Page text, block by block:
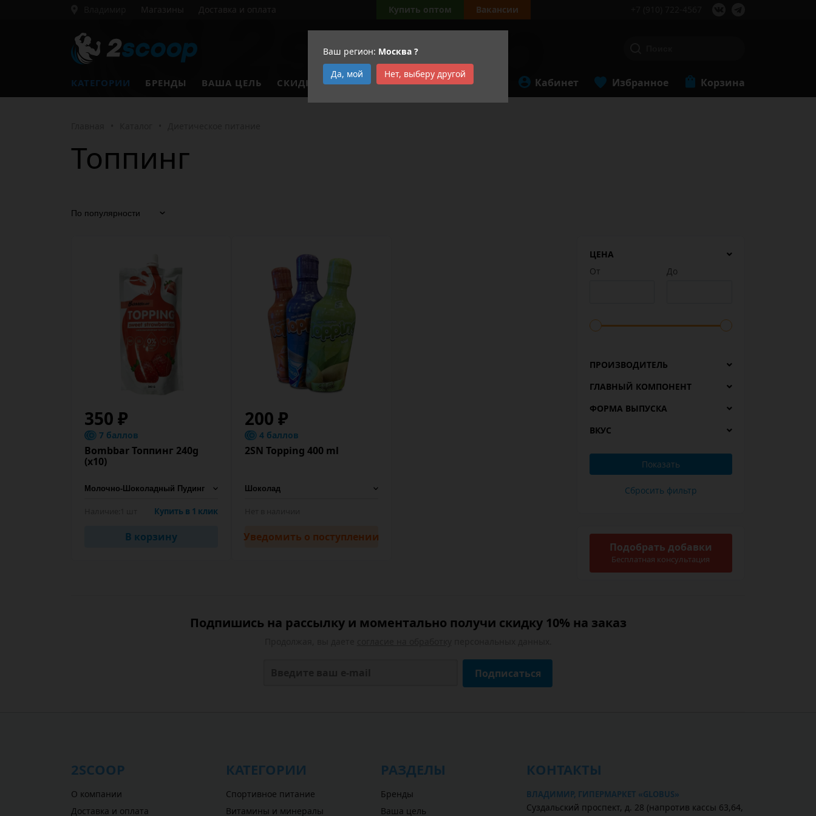
Ваш регион: Москва ?
Да, мой
Нет, выберу другой
Магазины Доставка и оплата Купить оптом Вакансии
КАТЕГОРИИ БРЕНДЫ ВАША ЦЕЛЬ СКИДКИ АКЦИИ Кабинет Избранное Корзина
Топпинг
ЦЕНА
От
До
ПРОИЗВОДИТЕЛЬ
ГЛАВНЫЙ КОМПОНЕНТ
ФОРМА ВЫПУСКА
ВКУС
Подобрать добавки
Бесплатная консультация
350 ₽
7 баллов
Bombbar Топпинг 240g
(х10)
Купить в 1 клик
В корзину
200 ₽
4 баллов
2SN Topping 400 ml
Уведомить о поступлении
Подпишись на рассылку и моментально получи скидку 10% на заказ
Подписаться
2SCOOP
О компании
Доставка и оплата
КАТЕГОРИИ
Спортивное питание
Витамины и минералы
РАЗДЕЛЫ
Бренды
Ваша цель
КОНТАКТЫ
ВЛАДИМИР, ГИПЕРМАРКЕТ «GLOBUS»
Суздальский проспект, д. 28 (напротив кассы 63,64,